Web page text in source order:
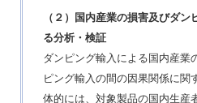
（２）国内産業の損害及びダ
る分析・検証
ダンピング輸入による国内産業
ピング輸入の間の因果関係に関
体的には、対象製品の国内生産